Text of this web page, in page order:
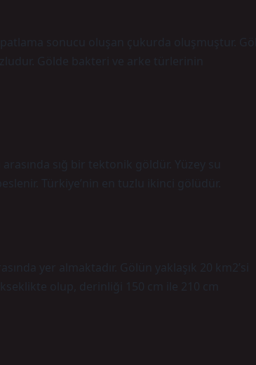
patlama sonucu oluşan çukurda oluşmuştur.
Gölde bakteri ve arke türlerinin
sığ bir tektonik göldür. Yüzey su
Türkiye’nin en tuzlu ikinci gölüdür.
yer almaktadır. Gölün yaklaşık 20 km2’si
olup, derinliği 150 cm ile 210 cm